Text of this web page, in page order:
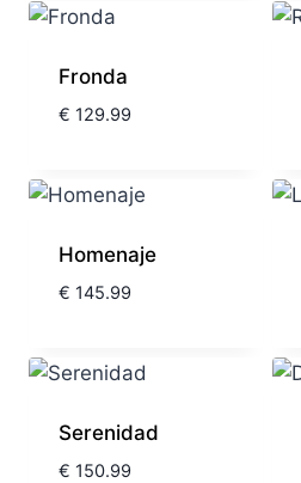
Fronda
€ 129.99
Homenaje
€ 145.99
Serenidad
€ 150.99